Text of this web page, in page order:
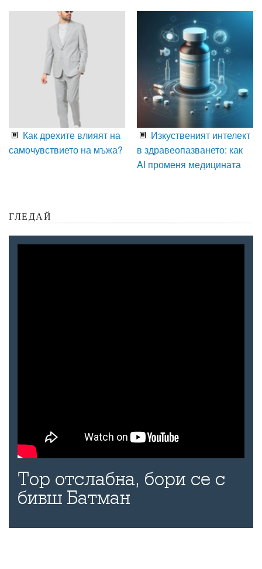
Как дрехите влияят на
самочувствието на мъжа?
Изкуственият интелект
в здравеопазването: как
AI променя медицината
ГЛЕДАЙ
Тор отслабна, бори се с
бивш Батман